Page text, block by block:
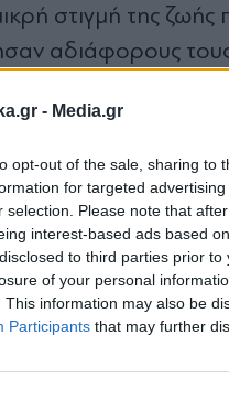
- Media.gr
opt-out of the sale, sharing to
for targeted
selection. Please note that
interest-based ads based
to third parties prior
of your personal
This information may also be
Participants that may further
στιγμή της
αδιάφορους
αυτή αρχή.